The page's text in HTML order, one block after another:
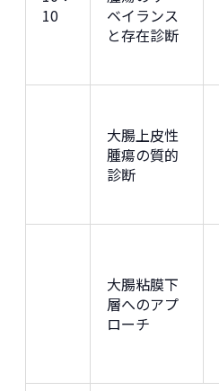
10
ベイランス
と存在診断
大腸上皮性
腫瘍の質的
診断
大腸粘膜下
層へのアプ
ローチ